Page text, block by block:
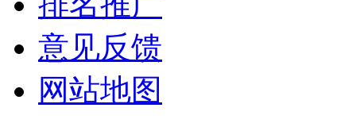
意见反馈
网站地图